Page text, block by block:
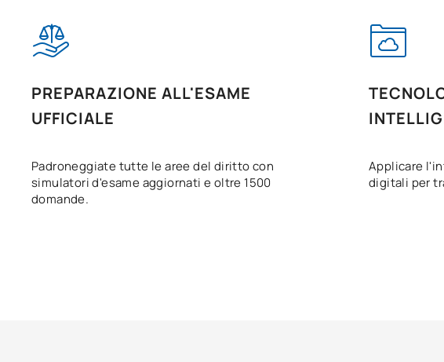
PREPARAZIONE ALL'ESAME
UFFICIALE
Padroneggiate tutte le aree del diritto con
simulatori d'esame aggiornati e oltre 1500
domande.
Applicare
digitali per